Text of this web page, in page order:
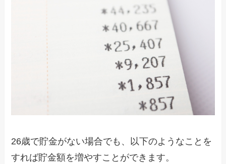
26歳で貯金がない場合でも、以下のようなことを
すれば貯金額を増やすことができます。